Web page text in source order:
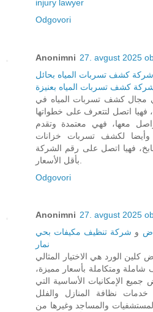
injury lawyer
Odgovori
Anonimni 27. avgust 2025
شركة كشف تسربات المياه بحائل
كشف تسربات المياه بعنيزة
مجال كشف تسربات المياه في
فهيا اتصل لتتعرف على خطواتها
معها، فهي معتمدة وتقدم
وأيضا لكشف تسربات خزانات
فهيا اتصل على رقم الشركة
Odgovori
Anonimni 27. avgust 2025
و شركة تنظيف مكيفات بحي
نمار
الورد هي الاختيار المثالي
ومتكاملة بأسعار مميزة،
الإمكانيات الأساسية التي
خدمات نظافة المنازل والفلل
والمساجد وغيرها من